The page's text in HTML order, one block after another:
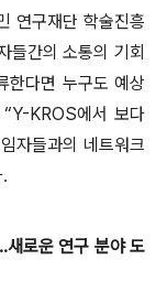
연구재단 학술진흥
들간의 소통의 기회
한다면 누구도 예상
KROS에서 보다
자들과의 네트워크
로운 연구 분야 도